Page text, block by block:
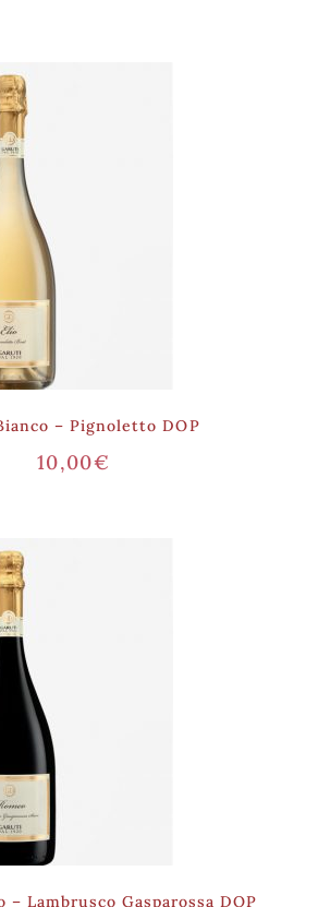
– Pignoletto DOP
10,00€
– Lambrusco Gasparossa DOP